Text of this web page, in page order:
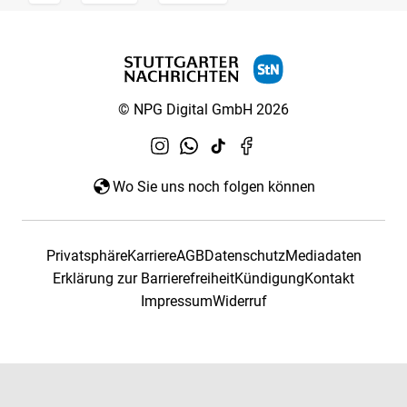
© NPG Digital GmbH 2026
Wo Sie uns noch folgen können
PrivatsphäreKarriereAGBDatenschutzMediadaten
Erklärung zur BarrierefreiheitKündigungKontakt
ImpressumWiderruf